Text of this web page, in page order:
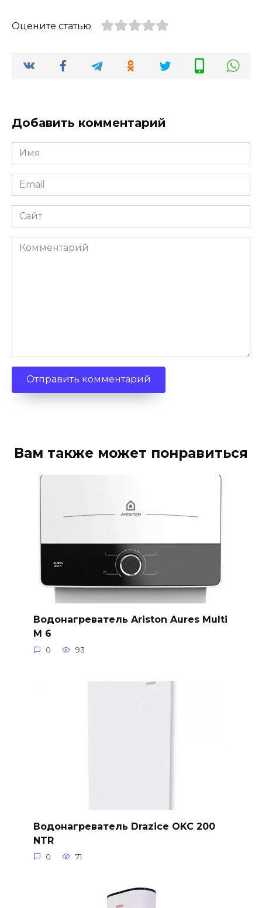
Оцените статью
Добавить комментарий
Имя
Email
Сайт
Комментарий
Вам также может понравиться
Водонагреватель Ariston Aures Multi
M 6
0 93
Водонагреватель Drazice OKC 200
NTR
0 71